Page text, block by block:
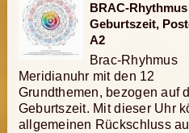
BRAC-
Geburtszeit,
A2
Brac-Rhyhmus
Meridianuhr mit den 12
Grundthemen, bezogen auf
Geburtszeit. Mit dieser Uhr
allgemeinen Rückschluss